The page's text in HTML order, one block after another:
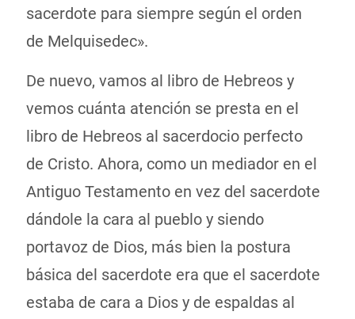
sacerdote para siempre según el orden
de Melquisedec».
De nuevo, vamos al libro de Hebreos y
vemos cuánta atención se presta en el
libro de Hebreos al sacerdocio perfecto
de Cristo. Ahora, como un mediador en el
Antiguo Testamento en vez del sacerdote
dándole la cara al pueblo y siendo
portavoz de Dios, más bien la postura
básica del sacerdote era que el sacerdote
estaba de cara a Dios y de espaldas al